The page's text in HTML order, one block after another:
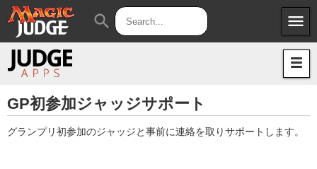
menu
Apps
Judges
Policies
JAR
search
GP初参加ジャッジサポート
グランプリ初参加のジャッジと事前に連絡を取りサポートします。